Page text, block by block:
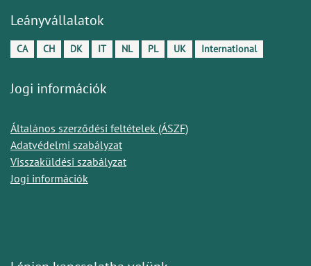
Leányvállalatok
CA CH DK IT NL PL UK International
Jogi információk
Általános szerződési feltételek (ÁSZF)
Adatvédelmi szabályzat
Visszaküldési szabályzat
Jogi információk